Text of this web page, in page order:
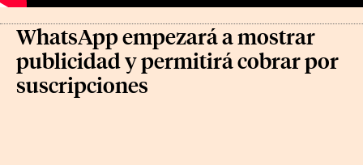
WhatsApp empezará a mostrar
publicidad y permitirá cobrar por
suscripciones